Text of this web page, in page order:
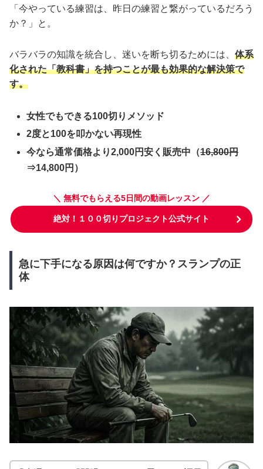
「今やっている練習は、昨日の練習と繋がっているだろう
か？」と。
バラバラの知識を統合し、迷いを断ち切るためには、 体系
化された「教科書」を持つことが最も効果的な解決策で
す。
女性でもできる100切りメソッド
2度と100を叩かない再現性
今なら通常価格より2,000円安く販売中（16,800円
⇒14,800円）
＼ 無料でもらえる5日間の動画レッスン ／
絶対！１００切りプロジェクト公式サイト
急に下手になる原因は何ですか？スランプの正
体